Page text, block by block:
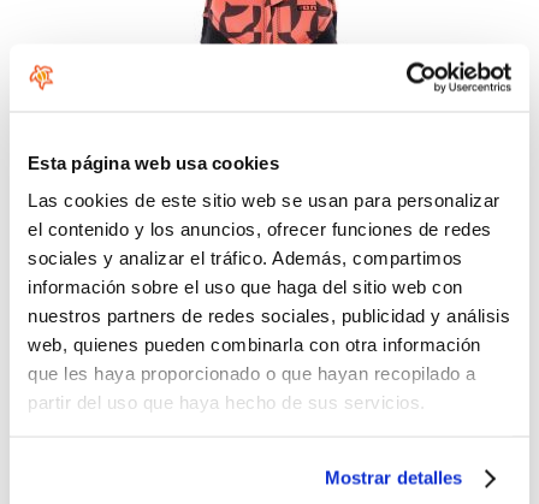
Esta página web usa cookies
Las cookies de este sitio web se usan para personalizar
el contenido y los anuncios, ofrecer funciones de redes
sociales y analizar el tráfico. Además, compartimos
información sobre el uso que haga del sitio web con
nuestros partners de redes sociales, publicidad y análisis
web, quienes pueden combinarla con otra información
que les haya proporcionado o que hayan recopilado a
partir del uso que haya hecho de sus servicios.
Mostrar detalles